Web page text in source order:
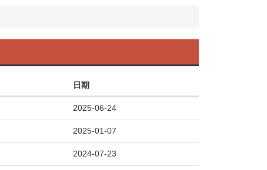
日期
2025-06-24
2025-01-07
2024-07-23